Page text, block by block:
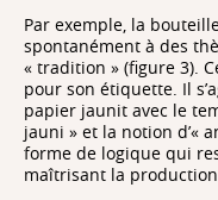
Par exemple, la
spontanément à des
« tradition » (figure 3).
pour son étiquette. Il
papier jaunit avec le
jauni » et la notion d’«
forme de logique qui
maîtrisant la